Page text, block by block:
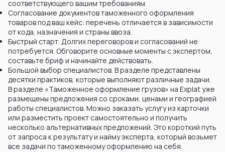
соответствующего вашим требованиям.
Согласование документов таможенного оформления
товаров под ваш кейс: перечень отличается в зависимости
от кода, назначения и страны ввоза.
Быстрый старт. Долгих переговоров и согласований не
потребуется. Обговорите основные моменты с экспертом,
составьте бриф и начинайте действовать.
Большой выбор специалистов. В разделе представлены
десятки практиков, которые выполняют различные задачи.
В разделе «Таможенное оформление грузов» на Explat уже
размещены предложения со сроками, ценами и географией
работы специалистов. Можно заказать услугу из карточки
или разместить проект самостоятельно и получить
несколько альтернативных предложений. Это короткий путь
от запроса к результату и найму эксперта, который возьмет
все задачи по таможенному оформлению на себя.